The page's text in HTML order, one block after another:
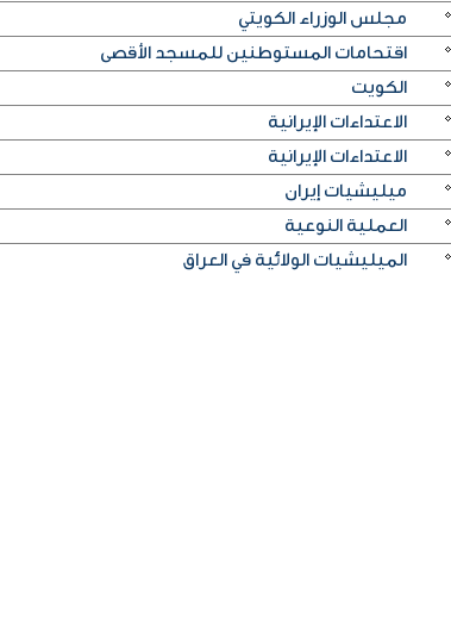
مجلس الوزراء الكويتي
اقتحامات المستوطنين للمسجد الأقصى
الكويت
الاعتداءات الإيرانية
الاعتداءات الإيرانية
ميليشيات إيران
العملية النوعية
الميليشيات الولائية في العراق